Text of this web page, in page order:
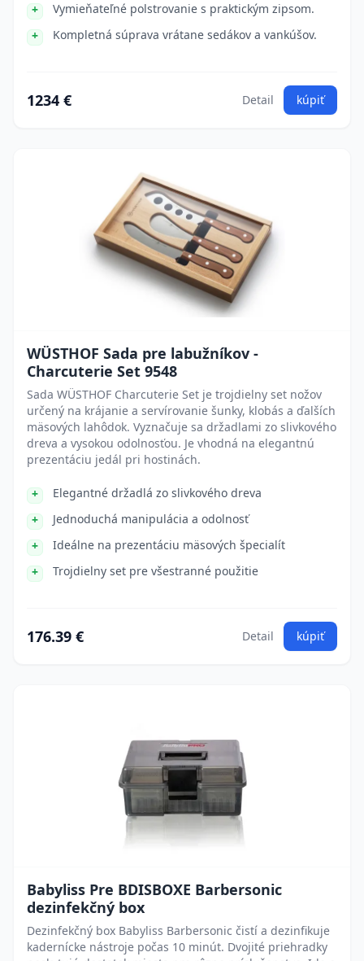
Vymieňateľné polstrovanie s praktickým zipsom.
Kompletná súprava vrátane sedákov a vankúšov.
1234 € Detail kúpiť
WÜSTHOF Sada pre labužníkov -
Charcuterie Set 9548
Sada WÜSTHOF Charcuterie Set je trojdielny set nožov
určený na krájanie a servírovanie šunky, klobás a ďalších
mäsových lahôdok. Vyznačuje sa držadlami zo slivkového
dreva a vysokou odolnosťou. Je vhodná na elegantnú
prezentáciu jedál pri hostinách.
Elegantné držadlá zo slivkového dreva
Jednoduchá manipulácia a odolnosť
Ideálne na prezentáciu mäsových špecialít
Trojdielny set pre všestranné použitie
176.39 € Detail kúpiť
Babyliss Pre BDISBOXE Barbersonic
dezinfekčný box
Dezinfekčný box Babyliss Barbersonic čistí a dezinfikuje
kadernícke nástroje počas 10 minút. Dvojité priehradky